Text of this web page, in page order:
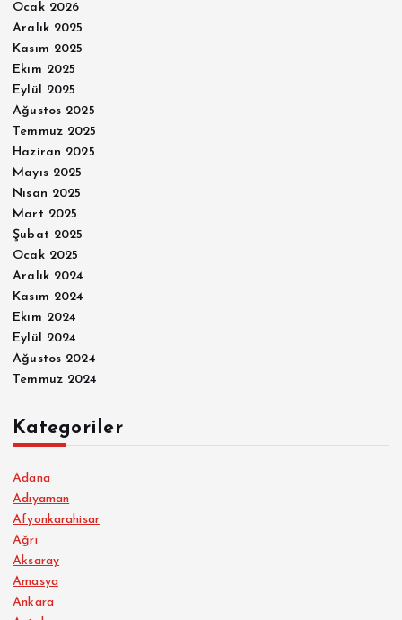
Ocak 2026
Aralık 2025
Kasım 2025
Ekim 2025
Eylül 2025
Ağustos 2025
Temmuz 2025
Haziran 2025
Mayıs 2025
Nisan 2025
Mart 2025
Şubat 2025
Ocak 2025
Aralık 2024
Kasım 2024
Ekim 2024
Eylül 2024
Ağustos 2024
Temmuz 2024
Kategoriler
Adana
Adıyaman
Afyonkarahisar
Ağrı
Aksaray
Amasya
Ankara